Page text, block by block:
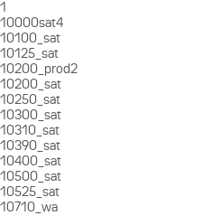
1
10000sat4
10100_sat
10125_sat
10200_prod2
10200_sat
10250_sat
10300_sat
10310_sat
10390_sat
10400_sat
10500_sat
10525_sat
10710_wa